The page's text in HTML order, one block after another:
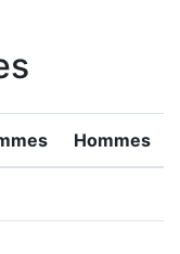
Hommes